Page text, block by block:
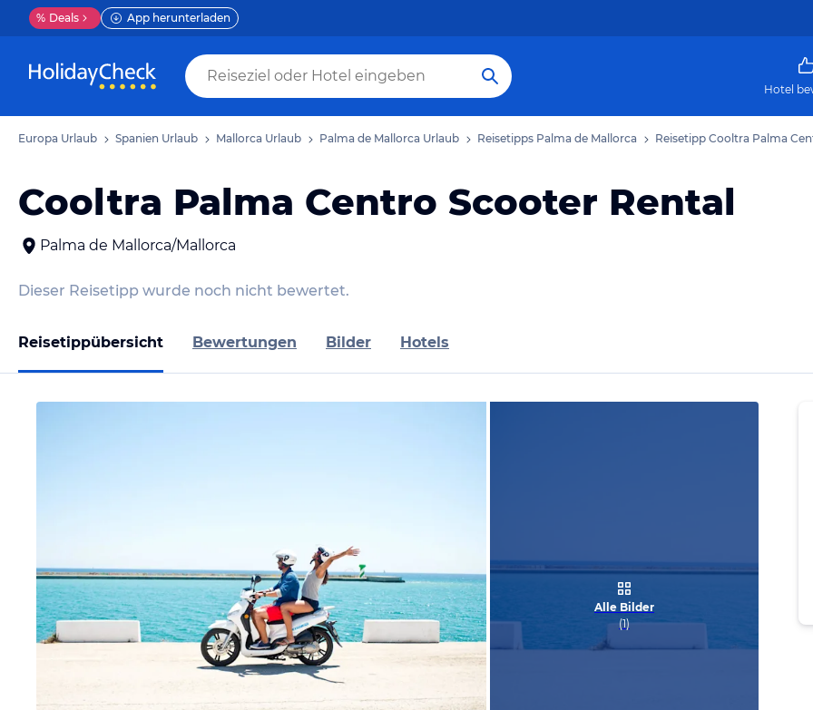
% Deals App herunterladen
Hotel
Europa Urlaub Spanien Urlaub Mallorca Urlaub Palma de Mallorca Urlaub Reisetipps Palma de Mallorca Reisetipp Cooltra Palma
Cooltra Palma Centro Scooter Rental
Palma de Mallorca/Mallorca
Dieser Reisetipp wurde noch nicht bewertet.
Reisetippübersicht Bewertungen Bilder Hotels
Alle Bilder
(1)